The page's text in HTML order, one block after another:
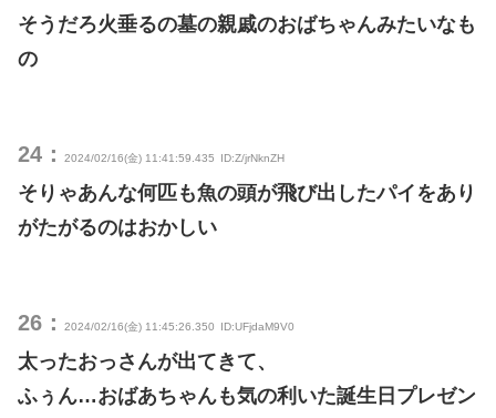
そうだろ火垂るの墓の親戚のおばちゃんみたいなも
の
24： 2024/02/16(金) 11:41:59.435 ID:Z/jrNknZH
そりゃあんな何匹も魚の頭が飛び出したパイをあり
がたがるのはおかしい
26： 2024/02/16(金) 11:45:26.350 ID:UFjdaM9V0
太ったおっさんが出てきて、
ふぅん…おばあちゃんも気の利いた誕生日プレゼン